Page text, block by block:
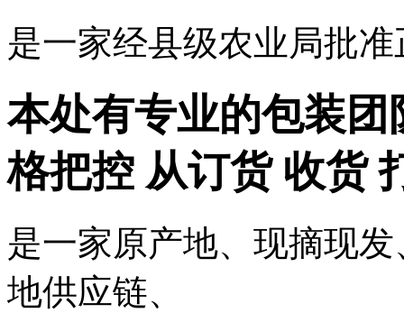
是一家经县级农业局批
本处有专业的包装
格把控 从订货 收货
是一家原产地、现摘现
地供应链、